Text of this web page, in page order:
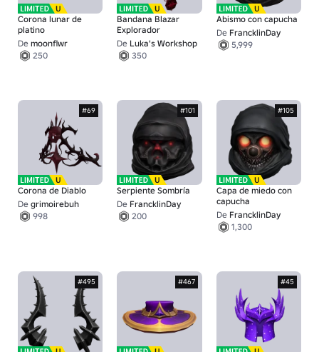
Corona lunar de
platino
De moonflwr
250
Bandana Blazar
Explorador
De Luka's Workshop
350
Abismo con capucha
De FrancklinDay
5,999
#69
Corona de Diablo
De grimoirebuh
998
#101
Serpiente Sombría
De FrancklinDay
200
#105
Capa de miedo con
capucha
De FrancklinDay
1,300
#495 #467 #45